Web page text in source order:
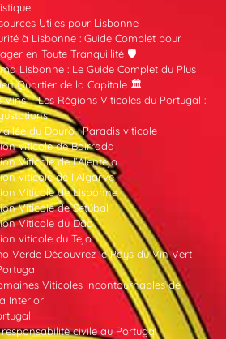
Utiles pour Lisbonne
à Lisbonne : Guide Complet pour
en Toute Tranquillité 🛡️
Lisbonne : Le Guide Complet du Plus
Quartier de la Capitale 🏛️
Vins – Les Régions Viticoles du Portugal :
du Douro : Paradis viticole
viticole de Bairrada
Viticole de l’Alentejo
viticole de l’Algarve
Viticole de Lisbonne
Viticole de Setúbal
Viticole du Dão
viticole du Tejo
Verde Découvrez le Pays du Vin Vert
Viticoles Incontournables de
Interior
civile au Portugal